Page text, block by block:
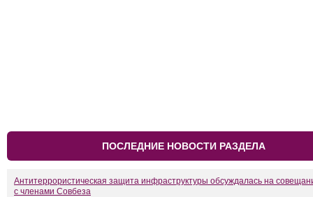
ПОСЛЕДНИЕ НОВОСТИ РАЗДЕЛА
Антитеррористическая защита инфраструктуры обсуждалась на
с членами Совбеза